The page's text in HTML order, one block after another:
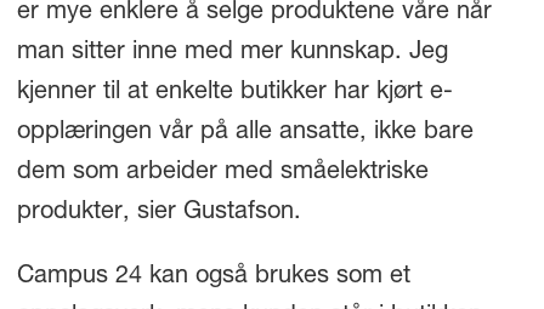
er mye enklere å selge produktene våre når
man sitter inne med mer kunnskap. Jeg
kjenner til at enkelte butikker har kjørt e-
opplæringen vår på alle ansatte, ikke bare
dem som arbeider med småelektriske
produkter, sier Gustafson.
Campus 24 kan også brukes som et